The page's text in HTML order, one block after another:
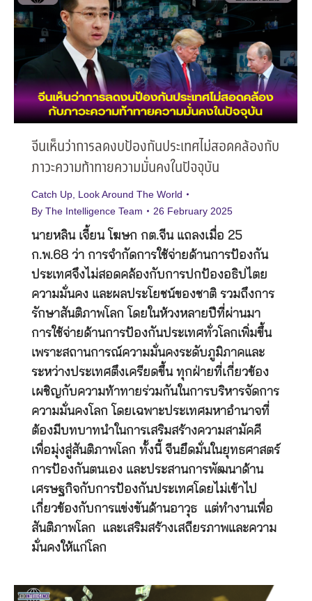
จีนเห็นว่าการลดงบป้องกันประเทศไม่สอดคล้องกับ
ภาวะความท้าทายความมั่นคงในปัจจุบัน
Catch Up Look Around The World
By The Intelligence Team 26 February 2025
นายหลิน เจี้ยน โฆษก กต.จีน แถลงเมื่อ 25
ก.พ.68 ว่า การจำกัดการใช้จ่ายด้านการป้องกัน
ประเทศจึงไม่สอดคล้องกับการปกป้องอธิปไตย
ความมั่นคง และผลประโยชน์ของชาติ รวมถึงการ
รักษาสันติภาพโลก โดยในห้วงหลายปีที่ผ่านมา
การใช้จ่ายด้านการป้องกันประเทศทั่วโลกเพิ่มขึ้น
เพราะสถานการณ์ความมั่นคงระดับภูมิภาคและ
ระหว่างประเทศตึงเครียดขึ้น ทุกฝ่ายที่เกี่ยวข้อง
เผชิญกับความท้าทายร่วมกันในการบริหารจัดการ
ความมั่นคงโลก โดยเฉพาะประเทศมหาอำนาจที่
ต้องมีบทบาทนำในการเสริมสร้างความสามัคคี
เพื่อมุ่งสู่สันติภาพโลก ทั้งนี้ จีนยึดมั่นในยุทธศาสตร์
การป้องกันตนเอง และประสานการพัฒนาด้าน
เศรษฐกิจกับการป้องกันประเทศโดยไม่เข้าไป
เกี่ยวข้องกับการแข่งขันด้านอาวุธ แต่ทำงานเพื่อ
สันติภาพโลก และเสริมสร้างเสถียรภาพและความ
มั่นคงให้แก่โลก